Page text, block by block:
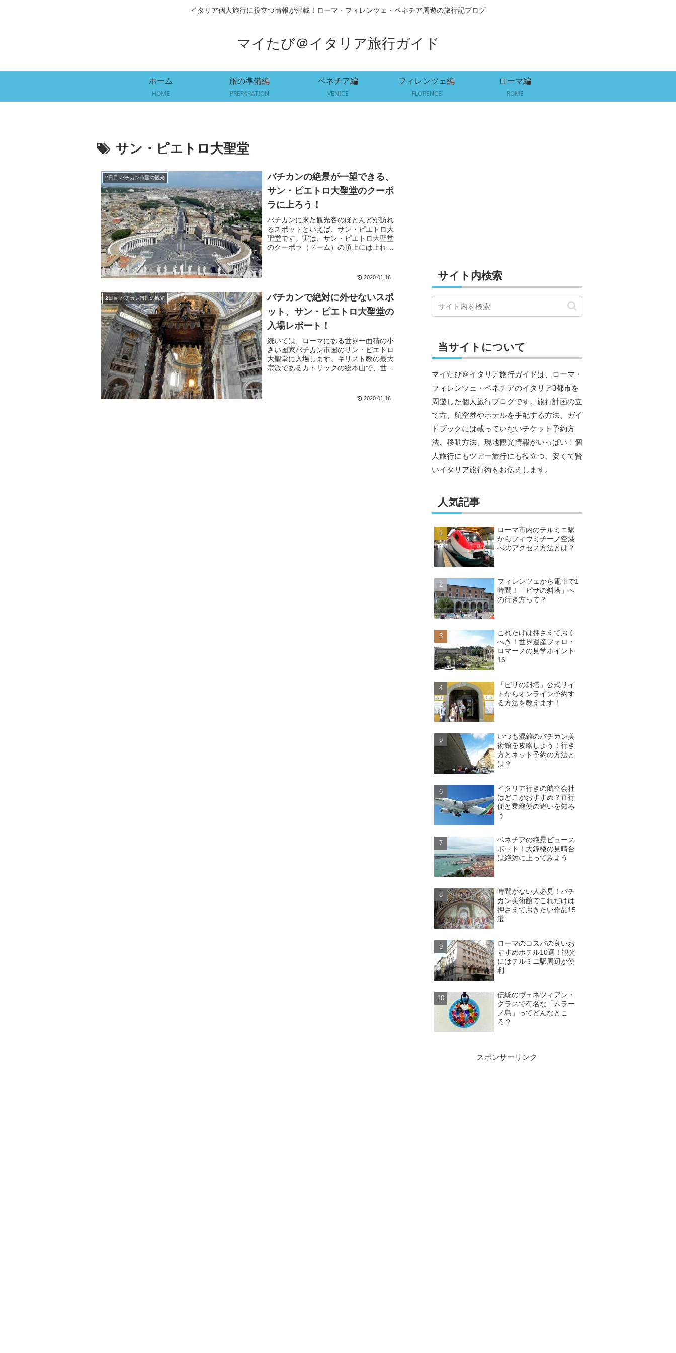
イタリア個人旅行に役立つ情報が満載！ローマ・フィレンツェ・ベネチア周遊の旅行記ブログ
マイたび＠イタリア旅行ガイド
ホーム
HOME
旅の準備編
PREPARATION
ベネチア編
VENICE
フィレンツェ編
FLORENCE
ローマ編
ROME
サン・ピエトロ大聖堂
2日目 バチカン市国の観光
バチカンの絶景が一望できる、
サン・ピエトロ大聖堂のクーポ
ラに上ろう！
バチカンに来た観光客のほとんどが訪れ
るスポットといえば、サン・ピエトロ大
聖堂です。実は、サン・ピエトロ大聖堂
のクーポラ（ドーム）の頂上には上れる
2020.01.16
2日目 バチカン市国の観光
バチカンで絶対に外せないスポ
ット、サン・ピエトロ大聖堂の
入場レポート！
続いては、ローマにある世界一面積の小
さい国家バチカン市国のサン・ピエトロ
大聖堂に入場します。キリスト教の最大
宗派であるカトリックの総本山で、世界
2020.01.16
サイト内検索
当サイトについて
マイたび＠イタリア旅行ガイドは、ローマ・
フィレンツェ・ベネチアのイタリア3都市を
周遊した個人旅行ブログです。旅行計画の立
て方、航空券やホテルを手配する方法、ガイ
ドブックには載っていないチケット予約方
法、移動方法、現地観光情報がいっぱい！個
人旅行にもツアー旅行にも役立つ、安くて賢
いイタリア旅行術をお伝えします。
人気記事
ローマ市内のテルミニ駅
からフィウミチーノ空港
へのアクセス方法とは？
フィレンツェから電車で1
時間！「ピサの斜塔」へ
の行き方って？
これだけは押さえておく
べき！世界遺産フォロ・
ロマーノの見学ポイント
16
「ピサの斜塔」公式サイ
トからオンライン予約す
る方法を教えます！
いつも混雑のバチカン美
術館を攻略しよう！行き
方とネット予約の方法と
は？
イタリア行きの航空会社
はどこがおすすめ？直行
便と乗継便の違いを知ろ
う
ベネチアの絶景ビュース
ポット！大鐘楼の見晴台
は絶対に上ってみよう
時間がない人必見！バチ
カン美術館でこれだけは
押さえておきたい作品15
選
ローマのコスパの良いお
すすめホテル10選！観光
にはテルミニ駅周辺が便
利
伝統のヴェネツィアン・
グラスで有名な「ムラー
ノ島」ってどんなとこ
ろ？
スポンサーリンク